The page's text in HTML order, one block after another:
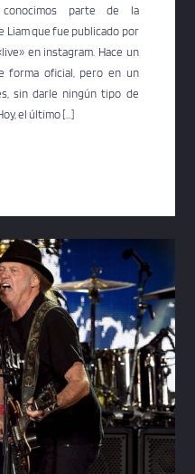
parte de la
Liam que fue publicado por
en instagram. Hace un
forma oficial, pero en un
sin darle ningún tipo de
el último […]